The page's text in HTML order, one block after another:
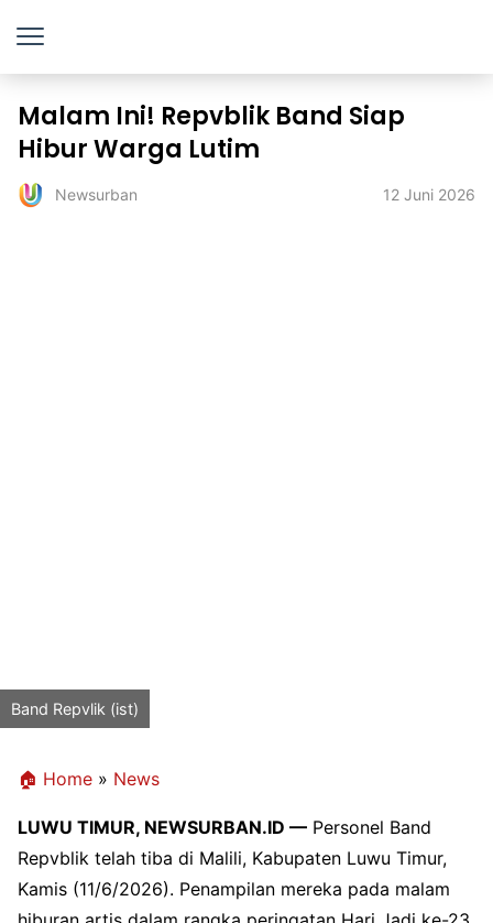
Malam Ini! Repvblik Band Siap
Hibur Warga Lutim
Newsurban 12 Juni 2026
Band Repvlik (ist)
🏠 Home » News
LUWU TIMUR, NEWSURBAN.ID — Personel Band
Repvblik telah tiba di Malili, Kabupaten Luwu Timur,
Kamis (11/6/2026). Penampilan mereka pada malam